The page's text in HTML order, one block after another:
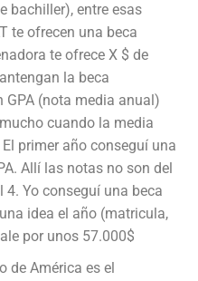
bachiller), entre esas
te ofrecen una beca
te ofrece X $ de
la beca
GPA (nota media anual)
cuando la media
primer año conseguí una
Allí las notas no son del
Yo conseguí una beca
idea el año (matricula,
por unos 57.000$
de América es el